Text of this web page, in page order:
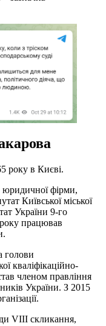
року в Києві.
фірми,
Київської міської
України 9-го
року працював
голови
кваліфікаційно-
членом правління
України. З 2015
VIII скликання,